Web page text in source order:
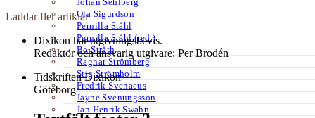
Ola Sigurdson
Pernilla Ståhl
Pernilla Ståhl (red.)
Bo Stråth
Ragnar Strömberg
Stig Strömholm
Fredrik Svenaeus
Jayne Svenungsson
Jan Henrik Swahn
Laddar fler artiklar
Dixikon har utgivningsbevis.
Redaktör och ansvarig utgivare: Per Brodén
Tidskriften Dixikon
Göteborg